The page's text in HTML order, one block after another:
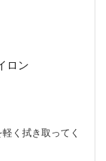
ロン
く拭き取ってく